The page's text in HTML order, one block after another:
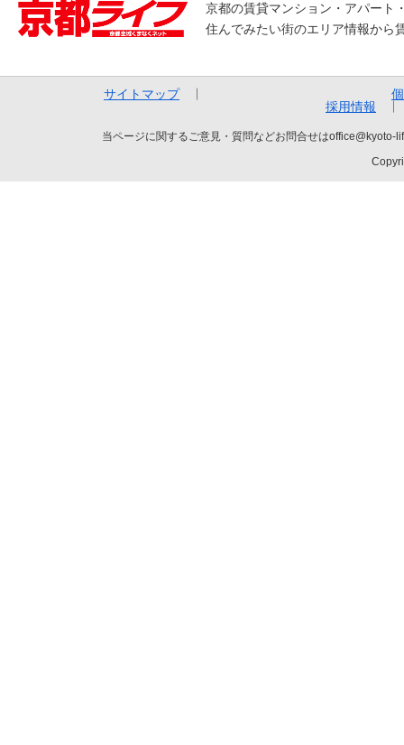
京都の賃貸マンション・アパート
住んでみたい街のエリア情報から
サイトマップ
採用情報
当ページに関するご意見・質問などお問合せは